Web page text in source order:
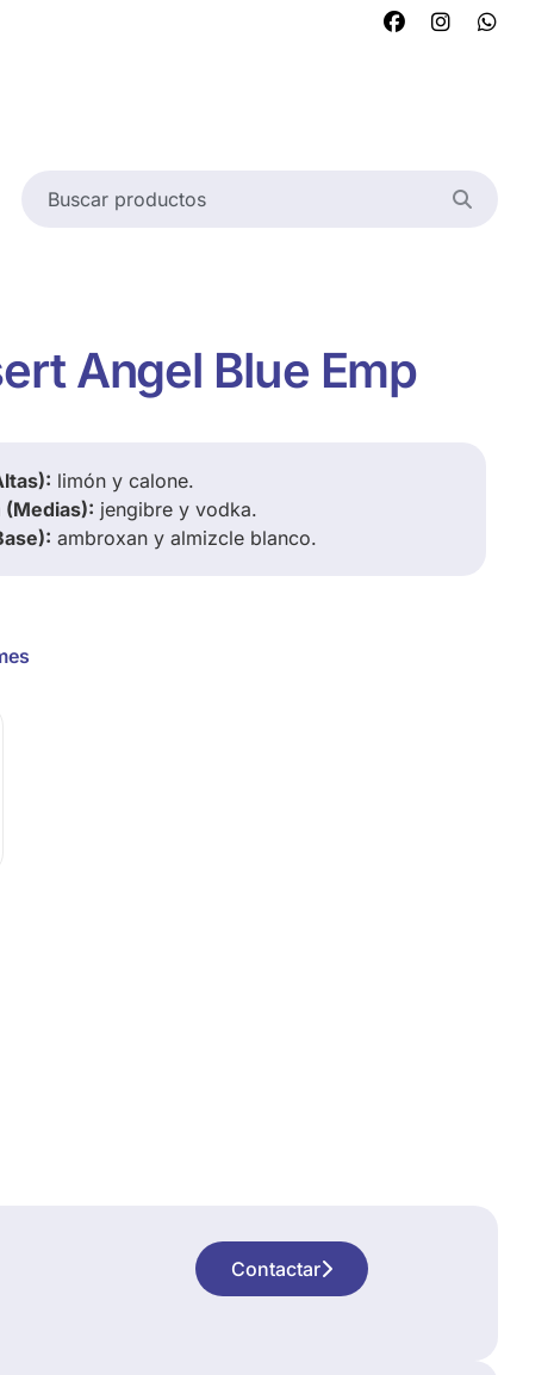
Angel Blue Emp
limón y calone.
(Medias): jengibre y vodka.
ambroxan y almizcle blanco.
Contactar